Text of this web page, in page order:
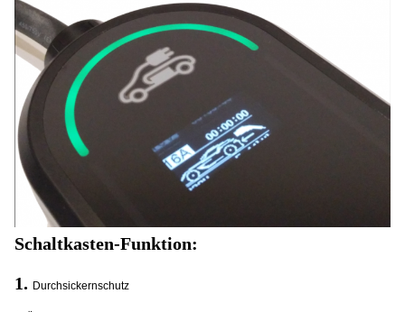
Schaltkasten-Funktion:
1. Durchsickernschutz